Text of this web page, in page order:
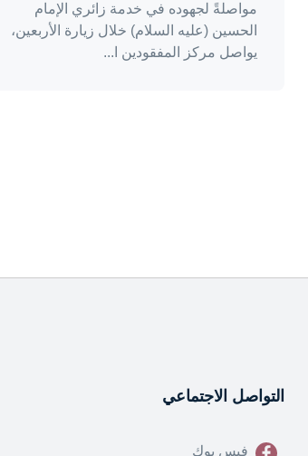
مواصلةً لجهوده في خدمة زائري الإمام
الحسين (عليه السلام) خلال زيارة الأربعين،
يواصل مركز المفقودين ا...
التواصل الاجتماعي
فيس بوك